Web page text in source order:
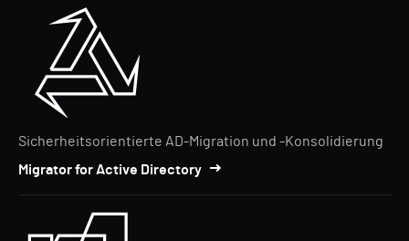
Sicherheitsorientierte AD-Migration und -Konsolidierung
Migrator for Active Directory